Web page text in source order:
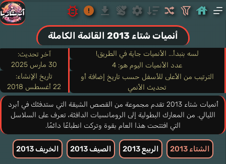
أنميات شتاء 2013 القائمة الكاملة
لسه بنبدأ... الأنميات جاية في الطريق!
عدد الأنميات اليوم هو: 4
الترتيب من الأعلى للأسفل حسب تاريخ إضافة أو
تحديث الأنمي
آخر تحديث:
30 مارس 2025
تاريخ الإنشاء:
22 أغسطس 2018
أنميات شتاء 2013 تقدم مجموعة من القصص الشيقة التي ستدفئك في أبرد
الليالي. من المعارك البطولية إلى الرومانسيات الدافئة، تعرف على السلاسل
التي افتتحت هذا العام بقوة وتركت انطباعًا دائمًا.
الشتاء 2013 الربيع 2013 الصيف 2013 الخريف 2013